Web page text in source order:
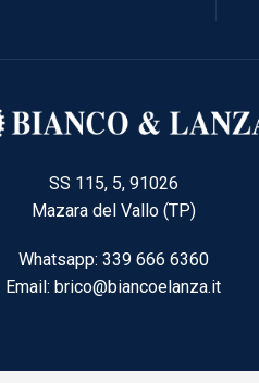
SS 115, 5, 91026
Mazara del Vallo (TP)
Whatsapp: 339 666 6360
Email: brico@biancoelanza.it